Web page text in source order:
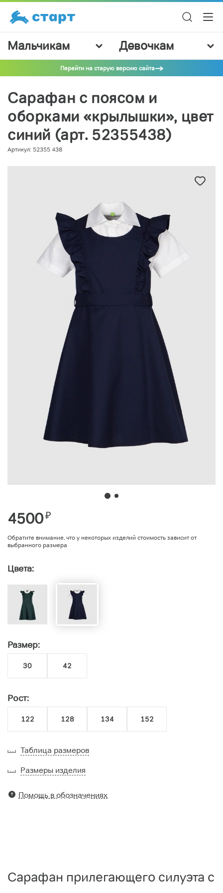
Мальчикам Девочкам
Перейти на старую версию сайта
Сарафан с поясом и
оборками «крылышки», цвет
синий (арт. 52355438)
Артикул: 52355 438
4500₽
Обратите внимание, что у некоторых изделий стоимость зависит от
выбранного размера
Цвета:
Размер:
30 42
Рост:
122 128 134 152
Таблица размеров
Размеры изделия
Помощь в обозначениях
Сарафан прилегающего силуэта с